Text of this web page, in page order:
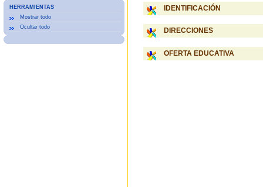
HERRAMIENTAS
Mostrar todo
Ocultar todo
IDENTIFICACIÓN
DIRECCIONES
OFERTA EDUCATIVA